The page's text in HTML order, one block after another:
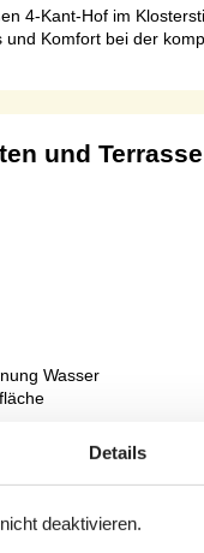
4-Kant-Hof im
Komfort bei der
und Terrasse
Wasser
bietet Platz für bis
Eingangsbereich sind
Details
deaktivieren.